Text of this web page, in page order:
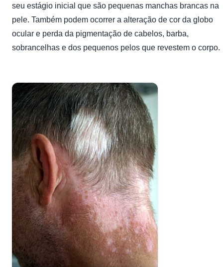
seu estágio inicial que são pequenas manchas brancas na
pele. Também podem ocorrer a alteração de cor da globo
ocular e perda da pigmentação de cabelos, barba,
sobrancelhas e dos pequenos pelos que revestem o corpo.